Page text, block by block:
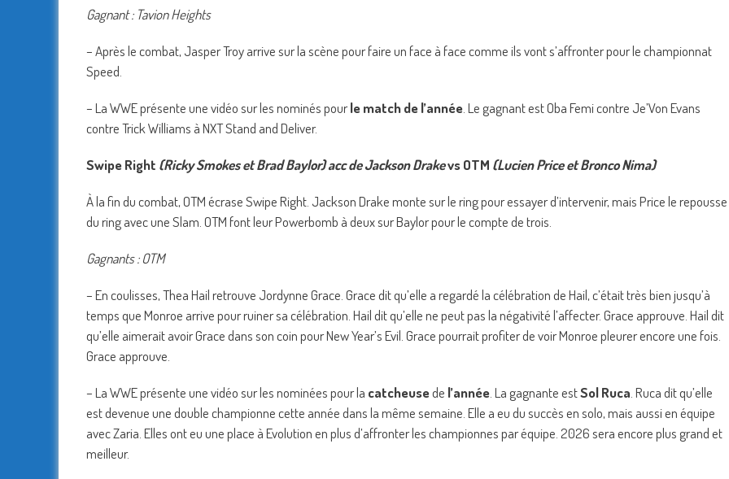
Gagnant : Tavion Heights
– Après le combat, Jasper Troy arrive sur la scène pour faire un face à face comme ils vont s’affronter pour le championnat
Speed.
– La WWE présente une vidéo sur les nominés pourle match de l’année. Le gagnant est Oba Femi contre Je’Von Evans
contre Trick Williams à NXT Stand and Deliver.
Swipe Right (Ricky Smokes et Brad Baylor) acc de Jackson Drakevs OTM (Lucien Price et Bronco Nima)
À la fin du combat, OTM écrase Swipe Right. Jackson Drake monte sur le ring pour essayer d’intervenir, mais Price le repousse
du ring avec une Slam. OTM font leur Powerbomb à deux sur Baylor pour le compte de trois.
Gagnants : OTM
– En coulisses, Thea Hail retrouve Jordynne Grace. Grace dit qu’elle a regardé la célébration de Hail, c’était très bien jusqu’à
temps que Monroe arrive pour ruiner sa célébration. Hail dit qu’elle ne peut pas la négativité l’affecter. Grace approuve. Hail dit
qu’elle aimerait avoir Grace dans son coin pour New Year’s Evil. Grace pourrait profiter de voir Monroe pleurer encore une fois.
Grace approuve.
– La WWE présente une vidéo sur les nominées pour la catcheusede l’année. La gagnante estSol Ruca. Ruca dit qu’elle
est devenue une double championne cette année dans la même semaine. Elle a eu du succès en solo, mais aussi en équipe
avec Zaria. Elles ont eu une place à Evolution en plus d’affronter les championnes par équipe. 2026 sera encore plus grand et
meilleur.